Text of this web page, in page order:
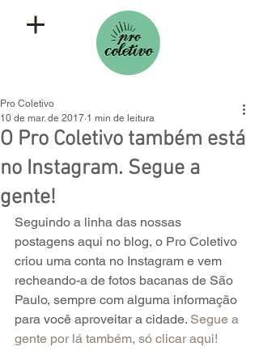
O Pro Coletivo também está
no Instagram. Segue a
gente!
Pro Coletivo
10 de mar. de 2017 1 min de leitura
Seguindo a linha das nossas
postagens aqui no blog, o Pro Coletivo
criou uma conta no Instagram e vem
recheando-a de fotos bacanas de São
Paulo, sempre com alguma informação
para você aproveitar a cidade. Segue a
gente por lá também, só clicar aqui!